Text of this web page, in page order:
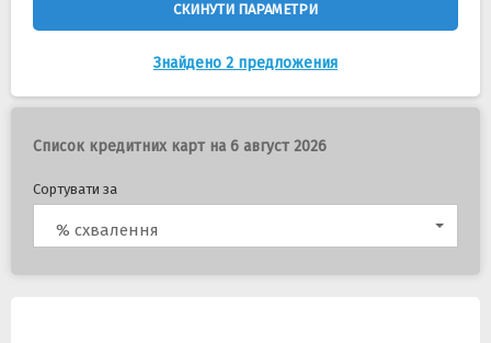
СКИНУТИ ПАРАМЕТРИ
Знайдено 2 предложения
Список кредитних карт на 6 август 2026
Сортувати за
% схвалення